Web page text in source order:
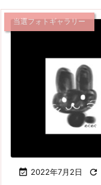
 2022年7月2日 
当選フォトギャラリー